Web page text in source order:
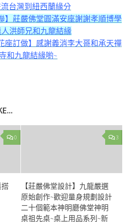
台灣到紐西蘭緣分
】莊嚴佛堂圓滿安座謝謝孝順博學
人洪師兄和九龍結緣
座訂做】感謝義消李大哥和承天禪
和九龍結緣喲~
0 3
【莊嚴佛堂設計】九龍嚴選
原始創作~歡迎量身規劃設計
二十個範本神明廳佛堂神明
桌祖先桌~桌上用品系列~新